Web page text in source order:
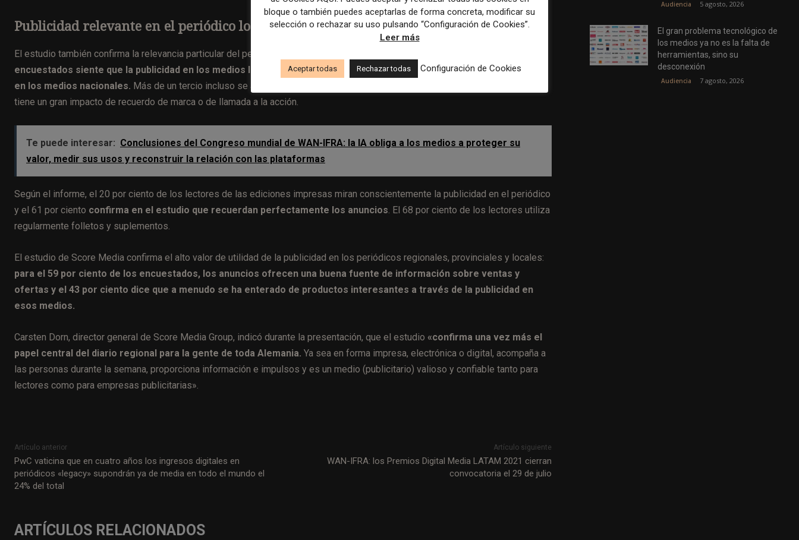
Publicidad relevante en el periódico local
El estudio también confirma la relevancia particular del periódico regional como canal publicitario:
encuestados siente que la publicidad en los medios locales se dirige a ellos de manera más personal que la publicidad
en los medios nacionales. Más de un tercio incluso se alegra cuando una gran marca se anuncia en el diario regional, lo que
tiene un gran impacto de recuerdo de marca o de llamada a la acción.
Te puede interesar: Conclusiones del Congreso mundial de WAN-IFRA: la IA obliga a los medios a proteger su
valor, medir sus usos y reconstruir la relación con las plataformas
Según el informe, el 20 por ciento de los lectores de las ediciones impresas miran conscientemente la publicidad en el periódico
y el 61 por ciento confirma en el estudio que recuerdan perfectamente los anuncios. El 68 por ciento de los lectores utiliza
regularmente folletos y suplementos.
El estudio de Score Media confirma el alto valor de utilidad de la publicidad en los periódicos regionales, provinciales y locales:
para el 59 por ciento de los encuestados, los anuncios ofrecen una buena fuente de información sobre ventas y
ofertas y el 43 por ciento dice que a menudo se ha enterado de productos interesantes a través de la publicidad en
esos medios.
Carsten Dorn, director general de Score Media Group, indicó durante la presentación, que el estudio «confirma una vez más el
papel central del diario regional para la gente de toda Alemania. Ya sea en forma impresa, electrónica o digital, acompaña a
las personas durante la semana, proporciona información e impulsos y es un medio (publicitario) valioso y confiable tanto para
lectores como para empresas publicitarias».
Artículo anterior
PwC vaticina que en cuatro años los ingresos digitales en
periódicos «legacy» supondrán ya de media en todo el mundo el
24% del total
Artículo siguiente
WAN-IFRA: los Premios Digital Media LATAM 2021 cierran
convocatoria el 29 de julio
ARTÍCULOS RELACIONADOS
Audiencia 5 agosto, 2026
El gran problema tecnológico de
los medios ya no es la falta de
herramientas, sino su
desconexión
Audiencia 7 agosto, 2026
bloque o también puedes aceptarlas de forma concreta, modificar su
selección o rechazar su uso pulsando “Configuración de Cookies”.
Leer más
Aceptar todas Rechazar todas Configuración de Cookies